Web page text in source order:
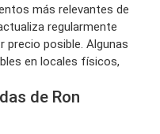
más relevantes de
regularmente
precio posible. Algunas
en locales físicos,
de Ron